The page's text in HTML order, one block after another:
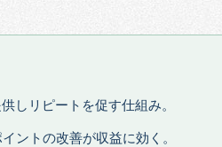
しリピートを促す仕組み。
ントの改善が収益に効く。